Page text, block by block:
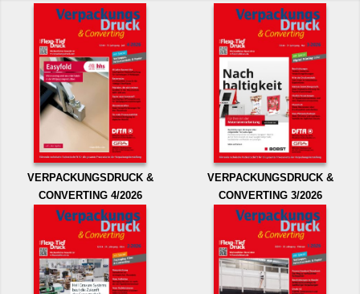
VERPACKUNGSDRUCK &
CONVERTING 4/2026
VERPACKUNGSDRUCK &
CONVERTING 3/2026